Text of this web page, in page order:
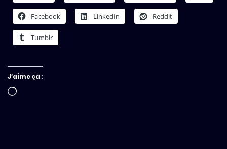
Facebook LinkedIn Reddit
Tumblr
J’aime ça :
Chargement…